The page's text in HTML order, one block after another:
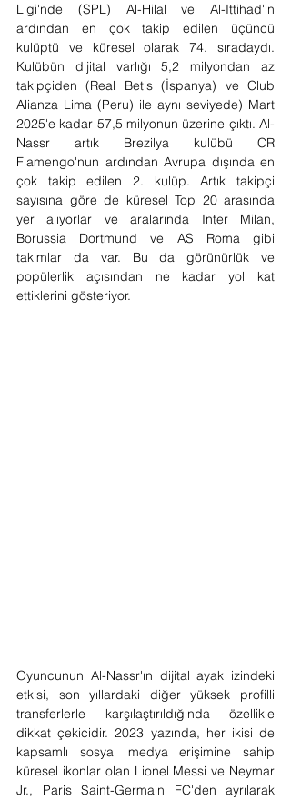
Ligi'nde (SPL) Al-Hilal ve Al-Ittihad'ın
ardından en çok takip edilen üçüncü
kulüptü ve küresel olarak 74. sıradaydı.
Kulübün dijital varlığı 5,2 milyondan az
takipçiden (Real Betis (İspanya) ve Club
Alianza Lima (Peru) ile aynı seviyede) Mart
2025'e kadar 57,5 ​​milyonun üzerine çıktı. Al-
Nassr artık Brezilya kulübü CR
Flamengo'nun ardından Avrupa dışında en
çok takip edilen 2. kulüp. Artık takipçi
sayısına göre de küresel Top 20 arasında
yer alıyorlar ve aralarında Inter Milan,
Borussia Dortmund ve AS Roma gibi
takımlar da var. Bu da görünürlük ve
popülerlik açısından ne kadar yol kat
ettiklerini gösteriyor.
Oyuncunun Al-Nassr'ın dijital ayak izindeki
etkisi, son yıllardaki diğer yüksek profilli
transferlerle karşılaştırıldığında özellikle
dikkat çekicidir. 2023 yazında, her ikisi de
kapsamlı sosyal medya erişimine sahip
küresel ikonlar olan Lionel Messi ve Neymar
Jr., Paris Saint-Germain FC'den ayrılarak